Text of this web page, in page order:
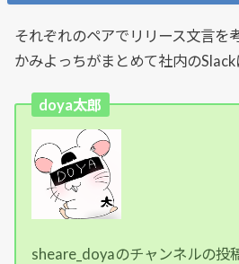
それぞれのペアでリリース文言を
かみよっちがまとめて社内のSlack
doya太郎
sheare_doyaのチャンネルの投